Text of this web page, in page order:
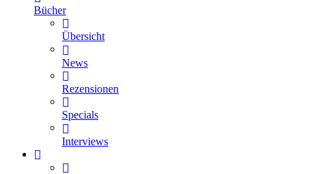
Bücher
Übersicht
News
Rezensionen
Specials
Interviews